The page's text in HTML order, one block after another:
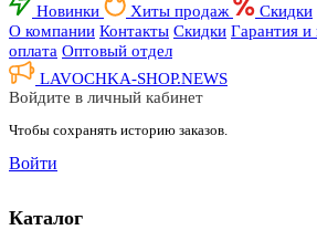
Новинки Хиты продаж
Скидки
О компании Контакты Скидки Гарантия и
оплата Оптовый отдел
LAVOCHKA-SHOP.NEWS
Войдите в личный кабинет
Чтобы сохранять историю заказов.
Войти
Каталог